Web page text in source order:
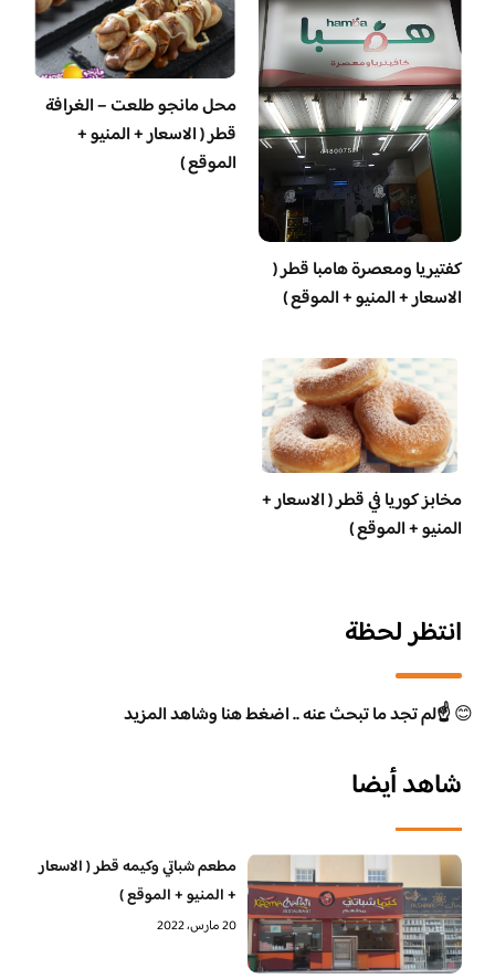
‏كفتيريا ومعصرة هامبا قطر (
الاسعار + المنيو + الموقع )
محل مانجو طلعت – الغرافة
قطر ( الاسعار + المنيو +
الموقع )
مخابز كوريا في قطر ( الاسعار +
المنيو + الموقع )
انتظر لحظة
😊☝️لم تجد ما تبحث عنه .. اضغط هنا وشاهد المزيد
شاهد أيضا
مطعم شباتي وكيمه قطر ( الاسعار
+ المنيو + الموقع )
20 مارس، 2022